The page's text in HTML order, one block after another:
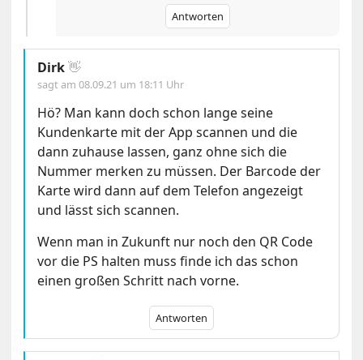
Antworten
Dirk👋
sagt am08.09.21 um 18:11 Uhr
Hö? Man kann doch schon lange seine
Kundenkarte mit der App scannen und die
dann zuhause lassen, ganz ohne sich die
Nummer merken zu müssen. Der Barcode der
Karte wird dann auf dem Telefon angezeigt
und lässt sich scannen.
Wenn man in Zukunft nur noch den QR Code
vor die PS halten muss finde ich das schon
einen großen Schritt nach vorne.
Antworten